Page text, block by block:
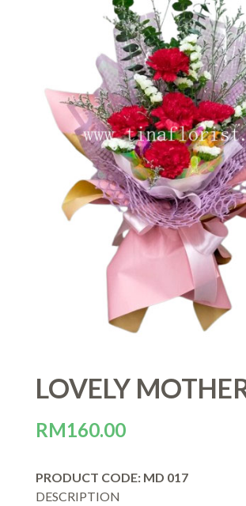
LOVELY
RM160.00
PRODUCT CODE: MD 017
DESCRIPTION